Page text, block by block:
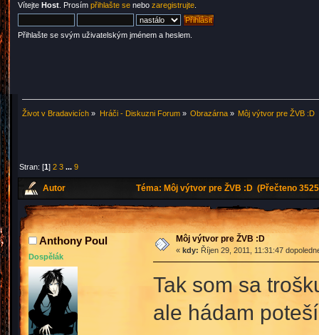
Vítejte Host . Prosím přihlašte se nebo zaregistrujte
Přihlašte se svým uživatelským jménem a heslem.
Život v Bradavicích » Hráči - Diskuzni Forum» Obrazárna» Môj výtvor pre ŽVB :D
Stran: [1]2 3 ...9
Autor Téma: Môj výtvor pre ŽVB :D (Přečteno
Anthony Poul
Dospělák
Môj výtvor pre ŽVB :D
« kdy: Říjen 29, 2011, 11:31:47
Tak som sa
ale hádam